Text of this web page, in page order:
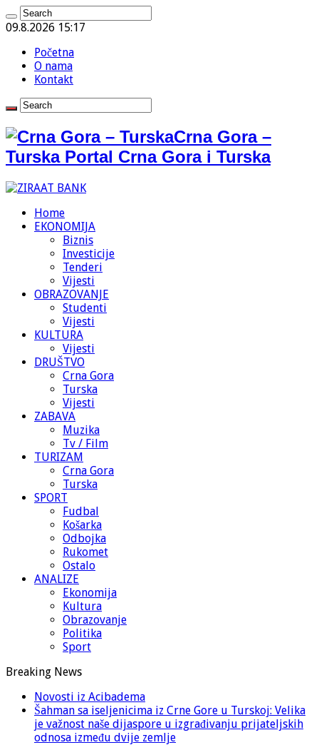
09.8.2026 15:17
Početna
O nama
Kontakt
Crna Gora –
Turska Portal Crna Gora i Turska
Home
EKONOMIJA
Biznis
Investicije
Tenderi
Vijesti
OBRAZOVANJE
Studenti
Vijesti
KULTURA
Vijesti
DRUŠTVO
Crna Gora
Turska
Vijesti
ZABAVA
Muzika
Tv / Film
TURIZAM
Crna Gora
Turska
SPORT
Fudbal
Košarka
Odbojka
Rukomet
Ostalo
ANALIZE
Ekonomija
Kultura
Obrazovanje
Politika
Sport
Breaking News
Novosti iz Acibadema
Šahman sa iseljenicima iz Crne Gore u Turskoj: Velika
je važnost naše dijaspore u izgrađivanju prijateljskih
odnosa između dvije zemlje